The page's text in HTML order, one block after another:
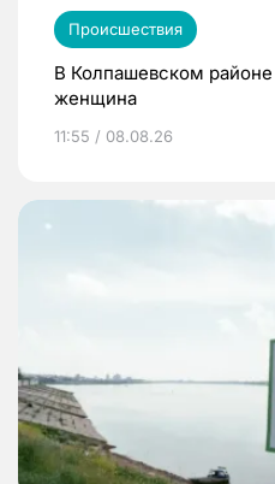
Происшествия
В Колпашевском
женщина
11:55 / 08.08.26